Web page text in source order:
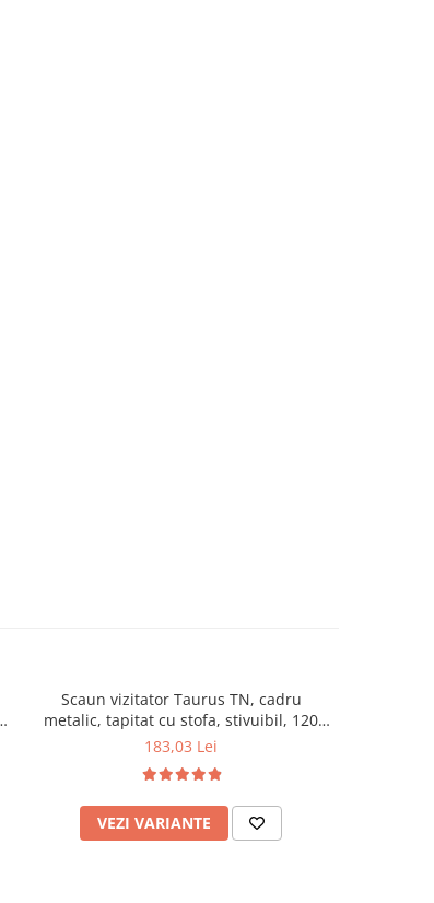
Scaun vizitator Taurus TN, cadru
metalic, tapitat cu stofa, stivuibil, 120
kg, negru
183,03 Lei
VEZI VARIANTE